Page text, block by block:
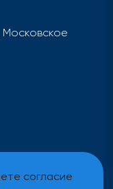
согласие
Московское